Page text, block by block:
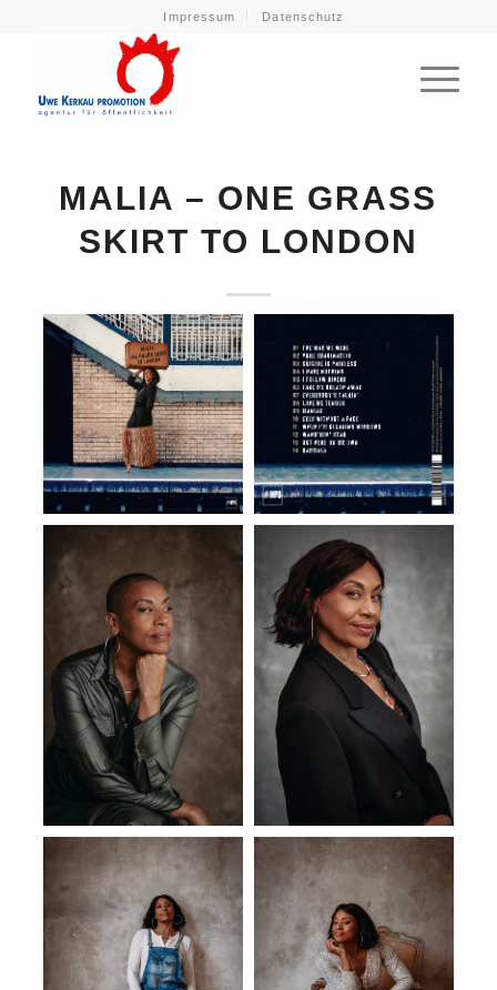
Impressum Datenschutz
MALIA – ONE GRASS
SKIRT TO LONDON